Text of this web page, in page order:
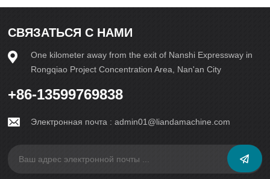
СВЯЗАТЬСЯ С НАМИ
One kilometer away from the exit of Nanshi Expressway in
Rongqiao Project Concentration Area, Nan'an City
+86-13599769838
Электронная почта :admin01@liandamachine.com